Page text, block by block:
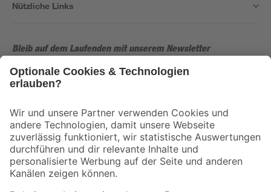
Nützliche Links
Bleib auf dem Laufenden mit unserem Newsletter
Der toom Newsletter: Keine Angebote und Aktionen mehr verpassen!
Folge uns